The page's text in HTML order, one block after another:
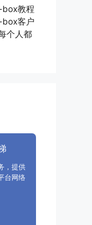
教程
box客户
个人都
，提供
台网络